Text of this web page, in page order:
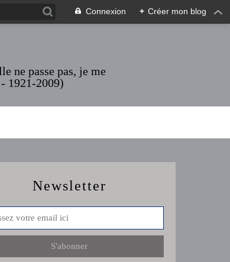
Connexion + Créer mon blog
ne passe pas, je me
1921-2009)
Newsletter